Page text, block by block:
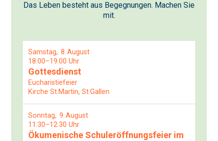
Das Leben besteht aus Begegnungen. Machen Sie
mit.
Samstag 8 August
18.00–19.00 Uhr
Gottesdienst
Eucharistiefeier
Kirche St.Martin, St.Gallen
Sonntag 9 August
11.30–12.30 Uhr
Ökumenische Schuleröffnungsfeier im